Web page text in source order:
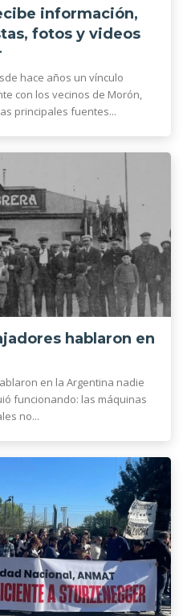
información,
fotos y videos
hace años un vínculo
con los vecinos de Morón,
principales fuentes...
hablaron en
en la Argentina nadie
funcionando: las máquinas
no...